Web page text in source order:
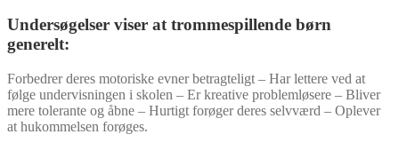
Undersøgelser viser at trommespillende børn
generelt:
Forbedrer deres motoriske evner betragteligt – Har lettere ved at
følge undervisningen i skolen – Er kreative problemløsere – Bliver
mere tolerante og åbne – Hurtigt forøger deres selvværd – Oplever
at hukommelsen forøges.